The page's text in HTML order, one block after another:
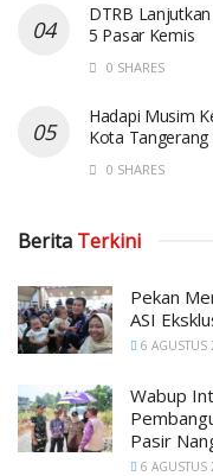
DTRB
5 Pasar Kemis
0 SHARES
Hadapi Musim
Kota Tangerang
0 SHARES
Berita Terkini
Pekan
ASI
6 AGUSTUS
Wabup
Pasir
6 AGUSTUS